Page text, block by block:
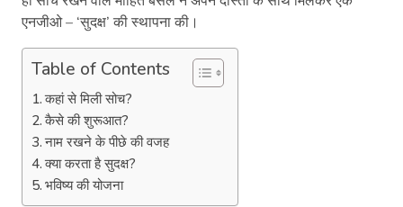
एनजीओ – ‘सुदक्ष’ की स्थापना की।
Table of Contents
कहां से मिली सोच?
कैसे की शुरूआत?
नाम रखने के पीछे की वजह
क्या करता है सुदक्ष?
भविष्य की योजना